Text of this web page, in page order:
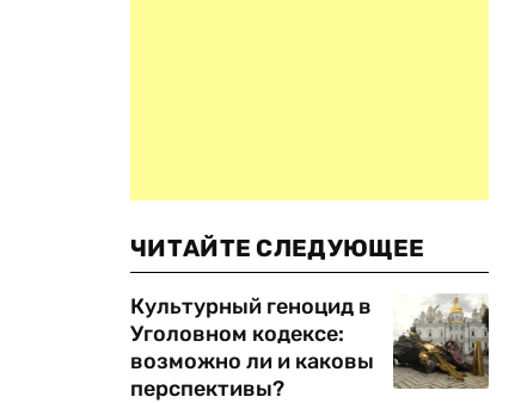
ЧИТАЙТЕ СЛЕДУЮЩЕЕ
Культурный геноцид в
Уголовном кодексе:
возможно ли и каковы
перспективы?